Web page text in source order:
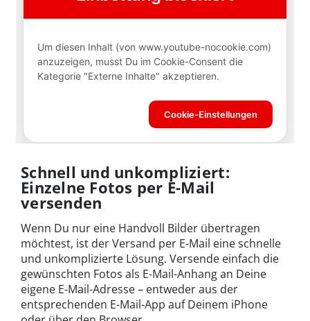
Schnell und unkompliziert:
Einzelne Fotos per E-Mail
versenden
Wenn Du nur eine Handvoll Bilder übertragen
möchtest, ist der Versand per E-Mail eine schnelle
und unkomplizierte Lösung. Versende einfach die
gewünschten Fotos als E-Mail-Anhang an Deine
eigene E-Mail-Adresse – entweder aus der
entsprechenden E-Mail-App auf Deinem iPhone